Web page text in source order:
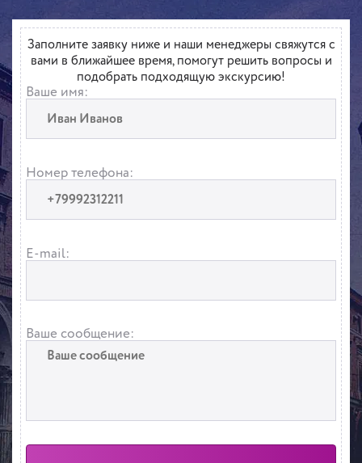
Заполните заявку ниже и наши менеджеры свяжутся с
вами в ближайшее время, помогут решить вопросы и
подобрать подходящую экскурсию!
Ваше имя:
Номер телефона:
E-mail:
Ваше сообщение: